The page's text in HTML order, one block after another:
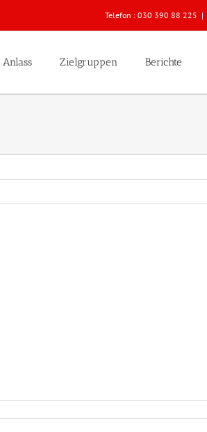
Telefon : 030 390 88 225 |
Anlass Zielgruppen Berichte